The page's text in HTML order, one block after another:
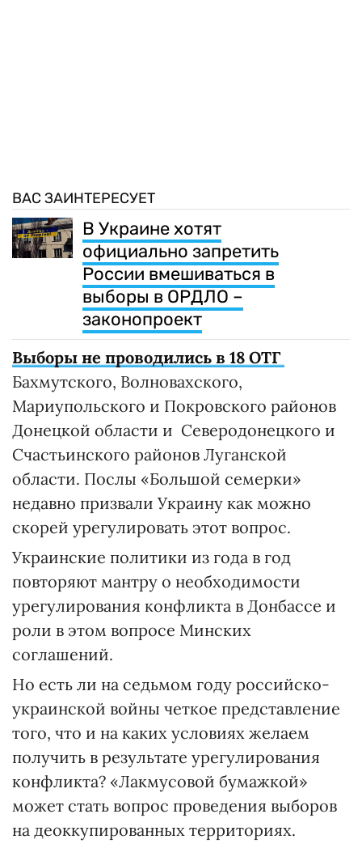
ВАС ЗАИНТЕРЕСУЕТ
В Украине хотят
официально запретить
России вмешиваться в
выборы в ОРДЛО –
законопроект
Выборы не проводились в 18 ОТГ
Бахмутского, Волновахского,
Мариупольского и Покровского районов
Донецкой области и Северодонецкого и
Счастьинского районов Луганской
области. Послы «Большой семерки»
недавно призвали Украину как можно
скорей урегулировать этот вопрос.
Украинские политики из года в год
повторяют мантру о необходимости
урегулирования конфликта в Донбассе и
роли в этом вопросе Минских
соглашений.
Но есть ли на седьмом году российско-
украинской войны четкое представление
того, что и на каких условиях желаем
получить в результате урегулирования
конфликта? «Лакмусовой бумажкой»
может стать вопрос проведения выборов
на деоккупированных территориях.